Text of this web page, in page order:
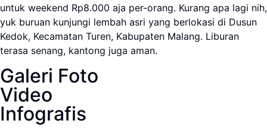
untuk weekend Rp8.000 aja per-orang. Kurang apa lagi nih,
yuk buruan kunjungi lembah asri yang berlokasi di Dusun
Kedok, Kecamatan Turen, Kabupaten Malang. Liburan
terasa senang, kantong juga aman.
Galeri Foto
Video
Infografis